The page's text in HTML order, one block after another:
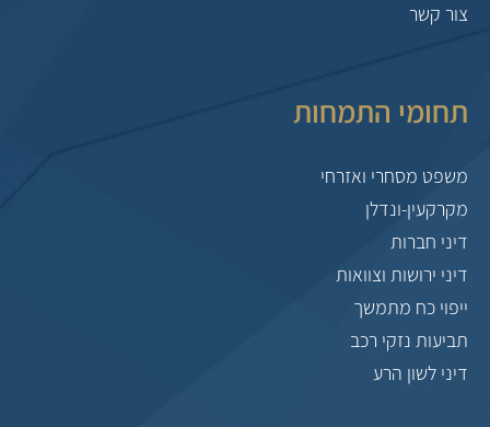
צור קשר
תחומי התמחות
משפט מסחרי ואזרחי
מקרקעין-ונדלן
דיני חברות
דיני ירושות וצוואות
ייפוי כח מתמשך
תביעות נזקי רכב
דיני לשון הרע